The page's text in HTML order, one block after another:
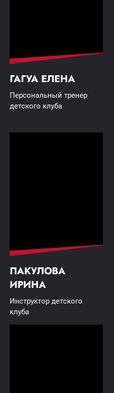
ГАГУА ЕЛЕНА
Персональный тренер
детского клуба
ПАКУЛОВА
ИРИНА
Инструктор детского
клуба